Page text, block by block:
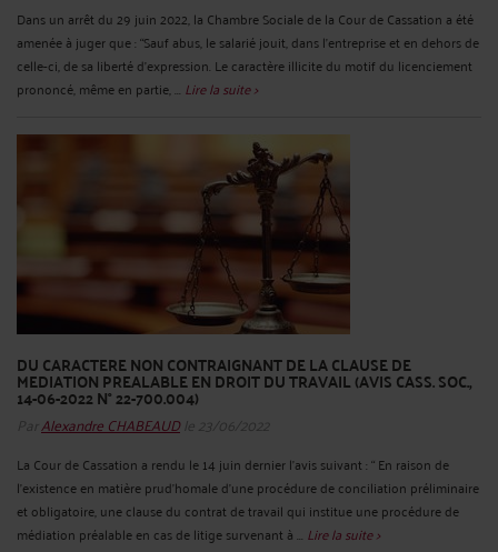
Dans un arrêt du 29 juin 2022, la Chambre Sociale de la Cour de Cassation a été
amenée à juger que : “Sauf abus, le salarié jouit, dans l'entreprise et en dehors de
celle-ci, de sa liberté d'expression. Le caractère illicite du motif du licenciement
prononcé, même en partie, ... Lire la suite >
DU CARACTERE NON CONTRAIGNANT DE LA CLAUSE DE
MEDIATION PREALABLE EN DROIT DU TRAVAIL (AVIS CASS. SOC.,
14-06-2022 N° 22-700.004)
ParAlexandre CHABEAUDle 23/06/2022
La Cour de Cassation a rendu le 14 juin dernier l'avis suivant : “ En raison de
l'existence en matière prud'homale d'une procédure de conciliation préliminaire
et obligatoire, une clause du contrat de travail qui institue une procédure de
médiation préalable en cas de litige survenant à ... Lire la suite >